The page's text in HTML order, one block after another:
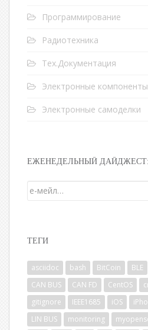
Программирование
Радиотехника
Тех.Документация
Электронные компоненты
Электронные самоделки
ЕЖЕНЕДЕЛЬНЫЙ ДАЙДЖЕСТ:
ТЕГИ
asciidoc bash BitCoin BLE
CAN BUS
CAN FD CentOS
gitignore
IEEE1685 iOS
LIN BUS
monitoring